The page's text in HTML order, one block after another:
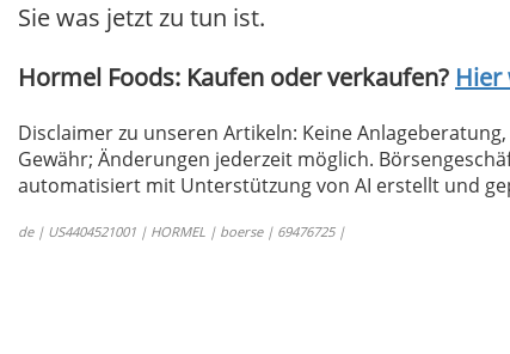
Sie was jetzt zu tun ist.
Hormel Foods: Kaufen oder verkaufen? Hier
Disclaimer zu unseren Artikeln: Keine
Gewähr; Änderungen jederzeit möglich.
automatisiert mit Unterstützung von AI erstellt und
de | US4404521001 | HORMEL | boerse | 69476725 |